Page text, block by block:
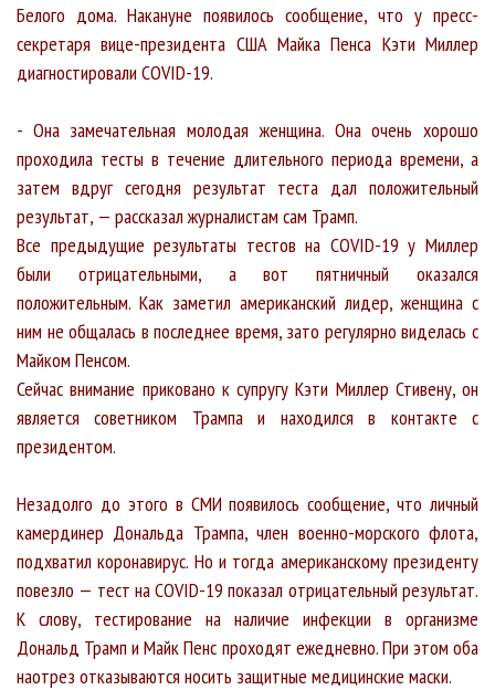
Белого дома. Накануне появилось сообщение, что у пресс-
секретаря вице-президента США Майка Пенса Кэти Миллер
диагностировали COVID-19.
- Она замечательная молодая женщина. Она очень хорошо
проходила тесты в течение длительного периода времени, а
затем вдруг сегодня результат теста дал положительный
результат, — рассказал журналистам сам Трамп.
Все предыдущие результаты тестов на COVID-19 у Миллер
были отрицательными, а вот пятничный оказался
положительным. Как заметил американский лидер, женщина с
ним не общалась в последнее время, зато регулярно виделась с
Майком Пенсом.
Сейчас внимание приковано к супругу Кэти Миллер Стивену, он
является советником Трампа и находился в контакте с
президентом.
Незадолго до этого в СМИ появилось сообщение, что личный
камердинер Дональда Трампа, член военно-морского флота,
подхватил коронавирус. Но и тогда американскому президенту
повезло — тест на COVID-19 показал отрицательный результат.
К слову, тестирование на наличие инфекции в организме
Дональд Трамп и Майк Пенс проходят ежедневно. При этом оба
наотрез отказываются носить защитные медицинские маски.